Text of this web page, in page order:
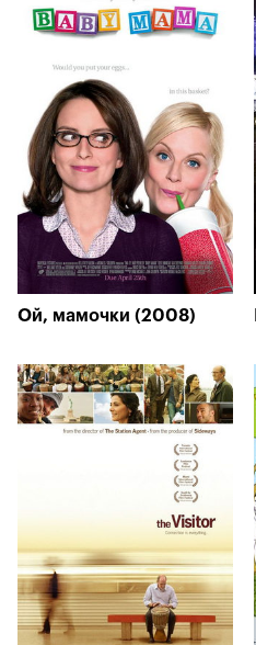
Ой, мамочки (2008)